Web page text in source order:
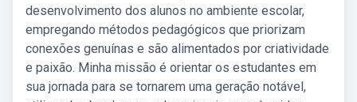
desenvolvimento dos alunos no ambiente escolar,
empregando métodos pedagógicos que priorizam
conexões genuínas e são alimentados por criatividade
e paixão. Minha missão é orientar os estudantes em
sua jornada para se tornarem uma geração notável,